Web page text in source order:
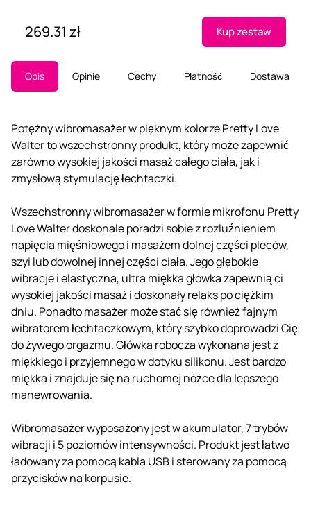
269.31 zł Kup zestaw
Opis Opinie Cechy Płatność Dostawa
Potężny wibromasażer w pięknym kolorze Pretty Love
Walter to wszechstronny produkt, który może zapewnić
zarówno wysokiej jakości masaż całego ciała, jak i
zmysłową stymulację łechtaczki.
Wszechstronny wibromasażer w formie mikrofonu Pretty
Love Walter doskonale poradzi sobie z rozluźnieniem
napięcia mięśniowego i masażem dolnej części pleców,
szyi lub dowolnej innej części ciała. Jego głębokie
wibracje i elastyczna, ultra miękka główka zapewnią ci
wysokiej jakości masaż i doskonały relaks po ciężkim
dniu. Ponadto masażer może stać się również fajnym
wibratorem łechtaczkowym, który szybko doprowadzi Cię
do żywego orgazmu. Główka robocza wykonana jest z
miękkiego i przyjemnego w dotyku silikonu. Jest bardzo
miękka i znajduje się na ruchomej nóżce dla lepszego
manewrowania.
Wibromasażer wyposażony jest w akumulator, 7 trybów
wibracji i 5 poziomów intensywności. Produkt jest łatwo
ładowany za pomocą kabla USB i sterowany za pomocą
przycisków na korpusie.